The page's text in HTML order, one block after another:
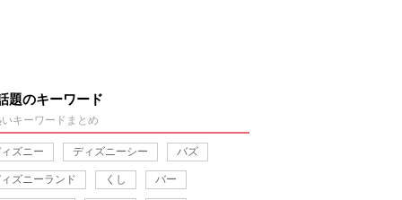
題のキーワード
キーワードまとめ
ズニー ディズニーシー バズ
ズニーランド くし バー